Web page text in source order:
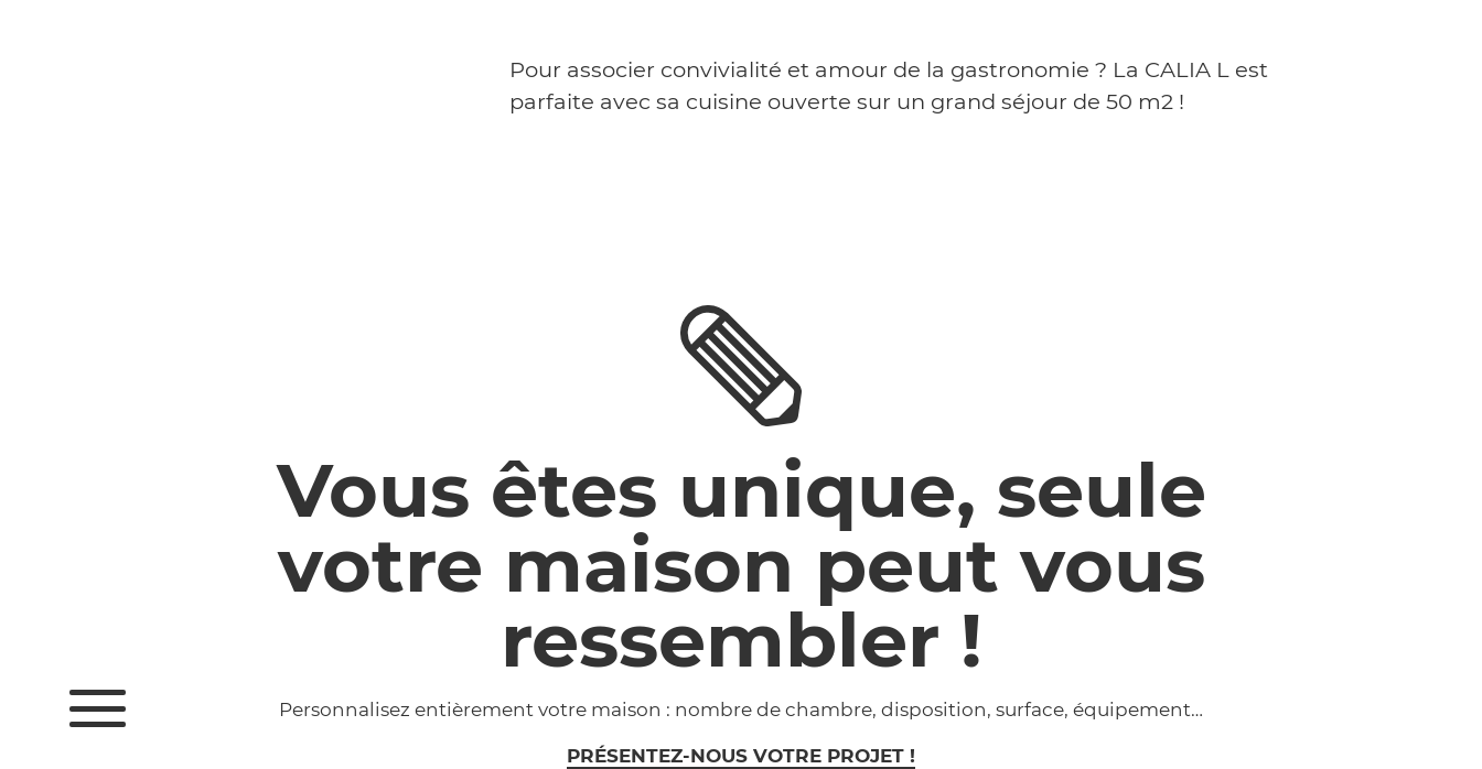
Pour associer convivialité et amour de la gastronomie ? La CALIA L est
parfaite avec sa cuisine ouverte sur un grand séjour de 50 m2 !
Vous êtes unique, seule
votre maison peut vous
ressembler !
Personnalisez entièrement votre maison : nombre de chambre, disposition, surface, équipement…
PRÉSENTEZ-NOUS VOTRE PROJET !